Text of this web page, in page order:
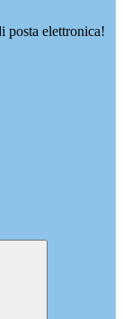
posta elettronica!